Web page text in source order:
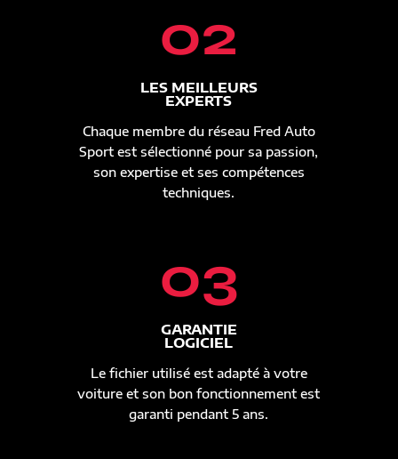
02
LES MEILLEURS
EXPERTS
Chaque membre du réseau Fred Auto
Sport est sélectionné pour sa passion,
son expertise et ses compétences
techniques.
03
GARANTIE
LOGICIEL
Le fichier utilisé est adapté à votre
voiture et son bon fonctionnement est
garanti pendant 5 ans.